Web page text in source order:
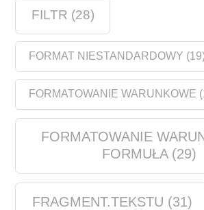
FILTR (28)
FORMAT NIESTANDARDOWY
FORMATOWANIE WARUNKOWE
FORMATOWANIE
FORMUŁA(29)
FRAGMENT.TEKSTU (31)